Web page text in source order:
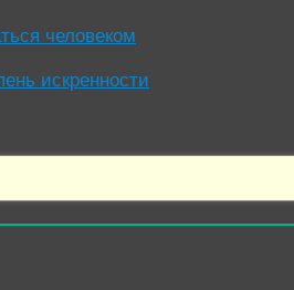
человеком
искренности